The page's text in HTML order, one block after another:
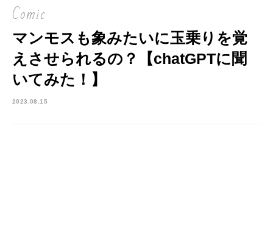
Comic
マンモスも象みたいに玉乗りを覚
えさせられるの？【chatGPTに聞
いてみた！】
2023.08.15